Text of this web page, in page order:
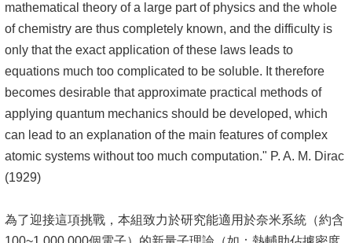
mathematical theory of a large part of physics and the whole
of chemistry are thus completely known, and the difficulty is
only that the exact application of these laws leads to
equations much too complicated to be soluble. It therefore
becomes desirable that approximate practical methods of
applying quantum mechanics should be developed, which
can lead to an explanation of the main features of complex
atomic systems without too much computation." P. A. M. Dirac
(1929)
為了迎接這項挑戰，本組致力於研究能適用於奈米系統（約含